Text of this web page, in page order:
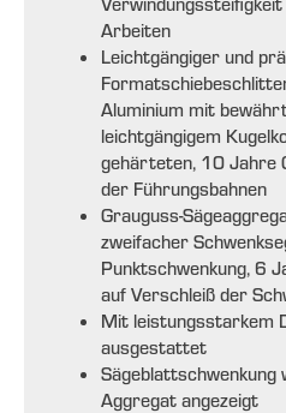
Arbeiten
Leichtgängiger und
Aluminium mit
leichtgängigem
gehärteten, 10 Jahre
der Führungsbahnen
Grauguss-
zweifacher
Punktschwenkung, 6
auf Verschleiß der
Mit leistungsstarkem
ausgestattet
Sägeblattschwenkung
Aggregat angezeigt